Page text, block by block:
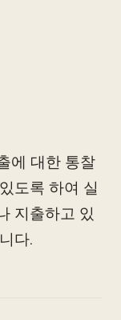
에 대한 통찰
도록 하여 실
지출하고 있
다.